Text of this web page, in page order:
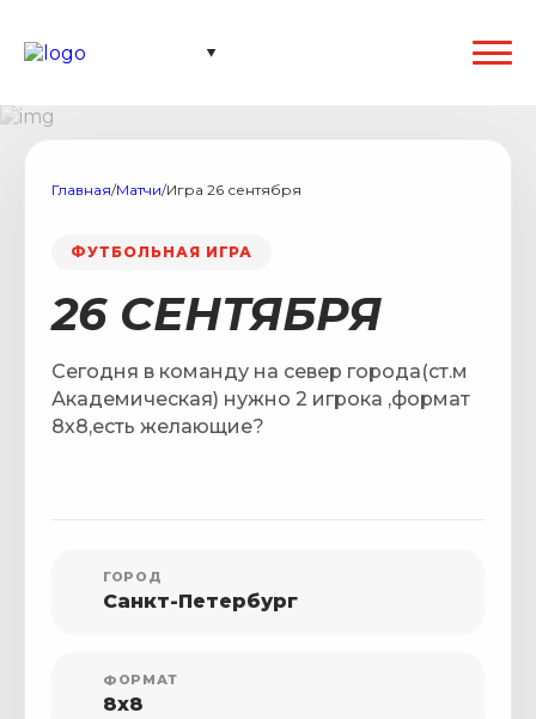
Главная/Матчи/Игра 26 сентября
ФУТБОЛЬНАЯ ИГРА
26 СЕНТЯБРЯ
Сегодня в команду на север города(ст.м
Академическая) нужно 2 игрока ,формат
8х8,есть желающие?
ГОРОД
Санкт-Петербург
ФОРМАТ
8x8